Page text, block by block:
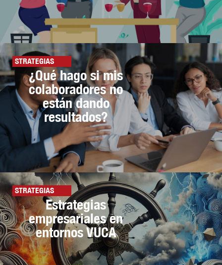
STRATEGIAS
¿Qué hago si mis
colaboradores no
están dando
resultados?
STRATEGIAS
Estrategias
empresariales en
entornos VUCA